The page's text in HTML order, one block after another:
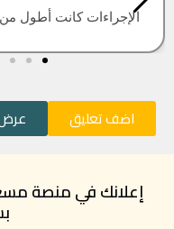
العقار اللي كنت أبيه
اضف تعليق عرض
إعلانك في منصة